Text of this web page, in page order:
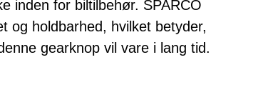
inden for biltilbehør. SPARCO
og holdbarhed, hvilket betyder,
gearknop vil vare i lang tid.